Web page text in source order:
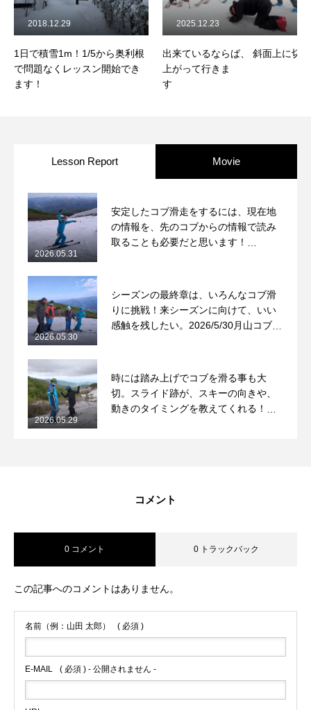
1日で積雪1m！1/5から奥利根
で問題なくレッスン開始でき
ます！
2018.12.29
出来ているならば、 斜面上に切れ
上がって行きま
2025.12.23
Lesson Report Movie
安定したコブ滑走をするには、現在地
の情報を、先のコブからの情報で読み
取ることも必要だと思います！
2026.05.31
シーズンの最終章は、いろんなコブ滑
りに挑戦！来シーズンに向けて、いい
感触を残したい。2026/5/30月山コブレ
2026.05.30
時には踏み上げでコブを滑る事も大
切。スライド跡が、スキーの向きや、
動きのタイミングを教えてくれる！
2026.05.29
コメント
0 コメント 0 トラックバック
この記事へのコメントはありません。
名前（例：山田 太郎） ( 必須 )
E-MAIL ( 必須 ) - 公開されません -